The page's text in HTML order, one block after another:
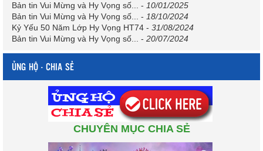
Bản tin Vui Mừng và Hy Vọng số... - 10/01/2025
Bản tin Vui Mừng và Hy Vọng số... - 18/10/2024
Kỷ Yếu 50 Năm Lớp Hy Vọng HT74 - 31/08/2024
Bản tin Vui Mừng và Hy Vọng số... - 20/07/2024
ỦNG HỘ - CHIA SẺ
CHUYÊN MỤC CHIA SẺ